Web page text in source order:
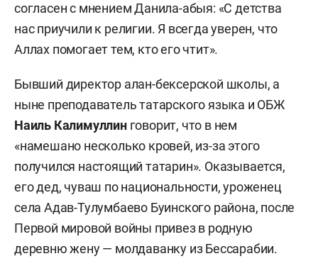
согласен с мнением Данила-абыя: «С детства
нас приучили к религии. Я всегда уверен, что
Аллах помогает тем, кто его чтит».
Бывший директор алан-бексерской школы, а
ныне преподаватель татарского языка и ОБЖ
Наиль Калимуллинговорит, что в нем
«намешано несколько кровей, из-за этого
получился настоящий татарин». Оказывается,
его дед, чуваш по национальности, уроженец
села Адав-Тулумбаево Буинского района, после
Первой мировой войны привез в родную
деревню жену — молдаванку из Бессарабии.